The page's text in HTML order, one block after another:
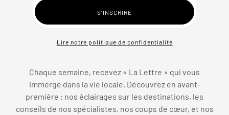
Lire notre politique de confidentialité
Chaque semaine, recevez « La Lettre » qui vous
immerge dans la vie locale. Découvrez en avant-
première : nos éclairages sur les destinations, les
conseils de nos spécialistes, nos coups de cœur, et nos